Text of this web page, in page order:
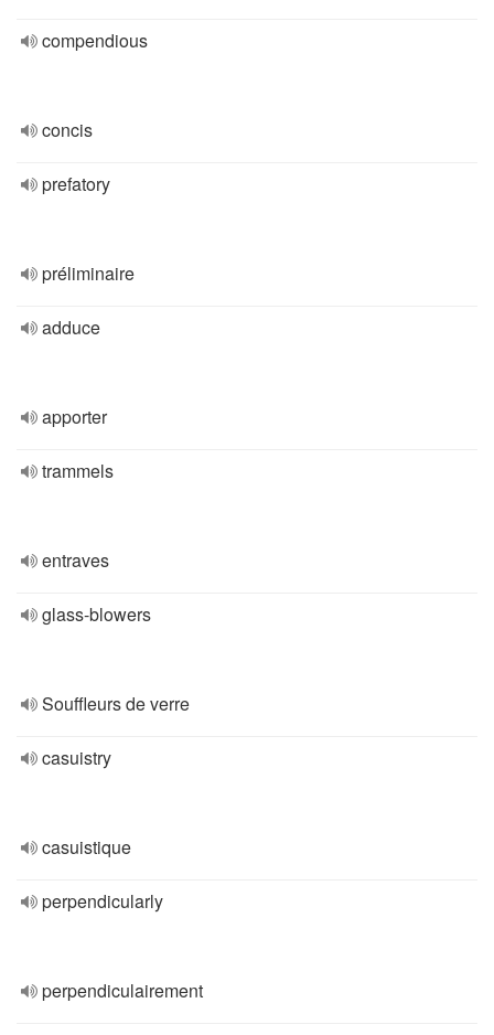
compendious
concis
prefatory
préliminaire
adduce
apporter
trammels
entraves
glass-blowers
Souffleurs de verre
casuistry
casuistique
perpendicularly
perpendiculairement